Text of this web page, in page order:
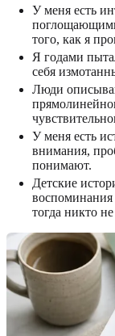
У меня есть
того, как я
Я годами
себя
Люди
У меня есть
внимания,
понимают.
Детские
тогда никто